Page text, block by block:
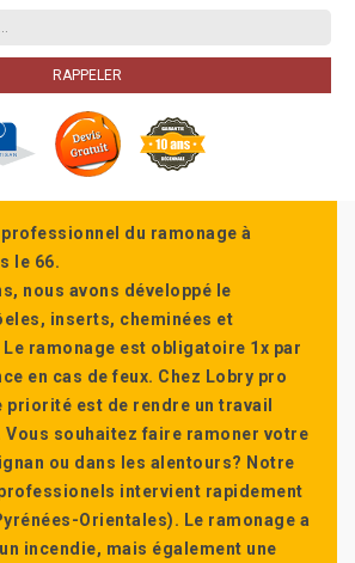
professionnel du ramonage à
le 66.
nous avons développé le
inserts, cheminées et
ramonage est obligatoire 1x par
en cas de feux. Chez Lobry pro
priorité est de rendre un travail
Vous souhaitez faire ramoner votre
ou dans les alentours? Notre
intervient rapidement
Orientales). Le ramonage a
incendie, mais également une